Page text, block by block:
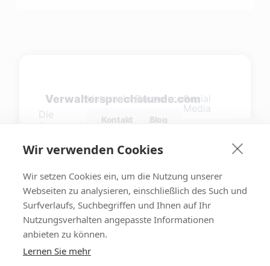
Wir verwenden Cookies
Wir setzen Cookies ein, um die Nutzung unserer
Webseiten zu analysieren, einschließlich des Such und
Surfverlaufs, Suchbegriffen und Ihnen auf Ihr
Nutzungsverhalten angepasste Informationen
anbieten zu können.
Lernen Sie mehr
Verwaltersprechstunde.com
Die
Community
Immobilienverwalter
deutschsprachigen
Raum.
Unternehmen
Kontakt
Ressourcen
Blog
werden
Partner
werden
Social
Media
LinkedIn
In Partnerschaft mit
Maklersprechstunde.com